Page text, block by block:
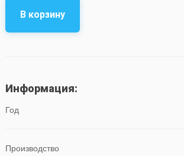
В корзину
Информация:
Год
Производство